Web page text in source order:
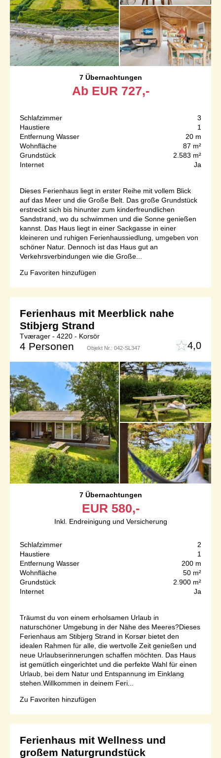
7 Übernachtungen
Ab EUR 727,-
Schlafzimmer
3
Haustiere
1
Entfernung Wasser
20 m
Wohnfläche
87 m²
Grundstück
2.583 m²
Internet
Ja
Dieses Ferienhaus liegt in erster Reihe mit vollem Blick
auf das Meer und die Große Belt. Das große Grundstück
erstreckt sich bis hinunter zum kinderfreundlichen
Sandstrand, wo du schwimmen und die Sonne genießen
kannst. Das Haus liegt in einer Sackgasse in einer
kleineren und ruhigen Ferienhaussiedlung, umgeben von
schöner Natur. Dennoch ist das Haus gut an
Verkehrsverbindungen wie die Große...
Zu Favoriten hinzufügen
Ferienhaus mit Meerblick nahe
Stibjerg Strand
Tværager - 4220 - Korsör
4 Personen Objekt Nr.: 042-SL347 4,0
7 Übernachtungen
EUR 580,-
Inkl. Endreinigung und Versicherung
Schlafzimmer
2
Haustiere
1
Entfernung Wasser
200 m
Wohnfläche
50 m²
Grundstück
2.900 m²
Internet
Ja
Träumst du von einem erholsamen Urlaub in
naturschöner Umgebung in der Nähe des Meeres?Dieses
Ferienhaus am Stibjerg Strand in Korsør bietet den
idealen Rahmen für alle, die wertvolle Zeit genießen und
neue Urlaubserinnerungen schaffen möchten. Das Haus
ist gemütlich eingerichtet und die perfekte Wahl für einen
Urlaub, bei dem Natur und Entspannung im Einklang
stehen.Willkommen in deinem Feri...
Zu Favoriten hinzufügen
Ferienhaus mit Wellness und
großem Naturgrundstück